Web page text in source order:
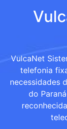
VulcaNet
telefonia
necessidades
do